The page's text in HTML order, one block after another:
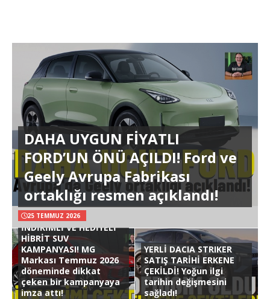
DAHA UYGUN FİYATLI
FORD’UN ÖNÜ AÇILDI! Ford ve
Geely Avrupa Fabrikası
ortaklığı resmen açıklandı!
25 TEMMUZ 2026
İNDİRİMLİ VE HEDİYELİ
HİBRİT SUV
KAMPANYASI! MG
Markası Temmuz 2026
döneminde dikkat
çeken bir kampanyaya
imza attı!
YERLİ DACIA STRIKER
SATIŞ TARİHİ ERKENE
ÇEKİLDİ! Yoğun ilgi
tarihin değişmesini
sağladı!